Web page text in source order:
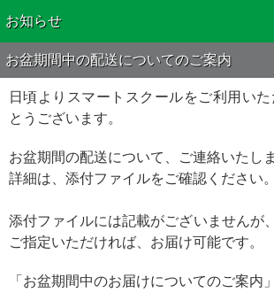
お知らせ
お盆期間中の配送についてのご案内
日頃よりスマートスクールをご利用い
とうございます。
お盆期間の配送について、ご連絡いたしま
詳細は、添付ファイルをご確認ください。
添付ファイルには記載がございませんが
ご指定いただければ、お届け可能です。
「お盆期間中のお届けについてのご案内」